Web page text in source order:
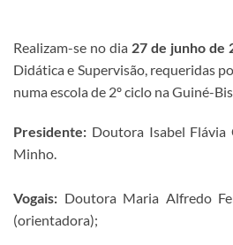
Realizam-se no dia 27 de junho de
Didática e Supervisão, requeridas
numa escola de 2º ciclo na Guiné-
Presidente: Doutora Isabel Flávia
Minho.
Vogais: Doutora Maria Alfredo
(orientadora);